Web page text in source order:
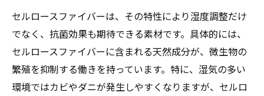
セルロースファイバーは、その特性により湿度調整だけ
でなく、抗菌効果も期待できる素材です。具体的には、
セルロースファイバーに含まれる天然成分が、微生物の
繁殖を抑制する働きを持っています。特に、湿気の多い
環境ではカビやダニが発生しやすくなりますが、セルロ